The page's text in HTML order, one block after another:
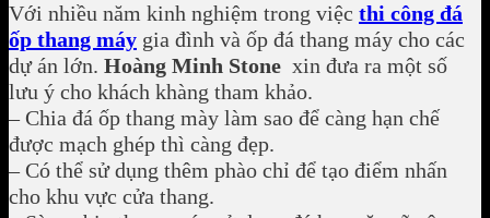
Với nhiều năm kinh nghiệm trong việc thi công đá
ốp thang máy gia đình và ốp đá thang máy cho các
dự án lớn. Hoàng Minh Stone xin đưa ra một số
lưu ý cho khách khàng tham khảo.
– Chia đá ốp thang mày làm sao để càng hạn chế
được mạch ghép thì càng đẹp.
– Có thể sử dụng thêm phào chỉ để tạo điểm nhấn
cho khu vực cửa thang.